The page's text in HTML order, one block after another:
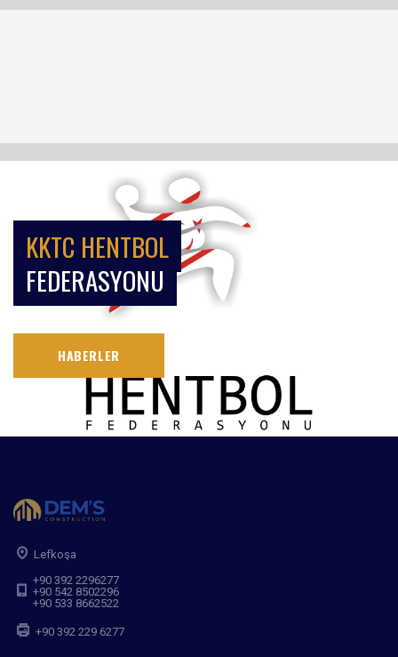
KKTC HENTBOL
FEDERASYONU
HABERLER
Lefkoşa
+90 392 2296277
+90 542 8502296
+90 533 8662522
+90 392 229 6277